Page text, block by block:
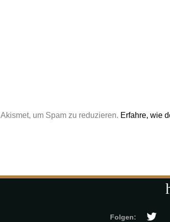
um Spam zu reduzieren. Erfahre, wie
Folgen: